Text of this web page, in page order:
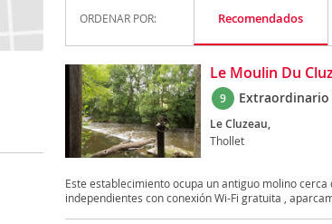
ORDENAR POR: Recomendados
Le Moulin Du
9 Extraordinario
Le Cluzeau,
Thollet
Este establecimiento ocupa un antiguo molino
independientes con conexión Wi-Fi gratuita ,